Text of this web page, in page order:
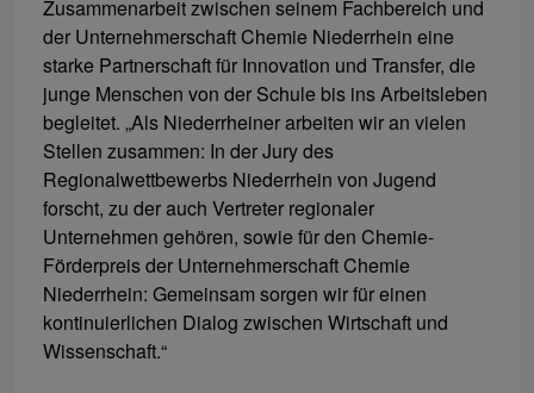
Zusammenarbeit zwischen seinem Fachbereich und
der Unternehmerschaft Chemie Niederrhein eine
starke Partnerschaft für Innovation und Transfer, die
junge Menschen von der Schule bis ins Arbeitsleben
begleitet. „Als Niederrheiner arbeiten wir an vielen
Stellen zusammen: In der Jury des
Regionalwettbewerbs Niederrhein von Jugend
forscht, zu der auch Vertreter regionaler
Unternehmen gehören, sowie für den Chemie-
Förderpreis der Unternehmerschaft Chemie
Niederrhein: Gemeinsam sorgen wir für einen
kontinuierlichen Dialog zwischen Wirtschaft und
Wissenschaft.“